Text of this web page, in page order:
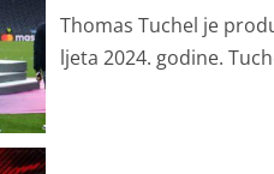
OSBiH
Hrvata”
Thomas Tuchel je
ljeta 2024. godine.